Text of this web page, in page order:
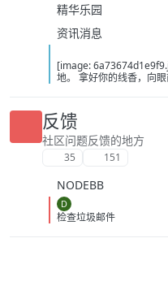
精华乐园
资讯消息
[image:
地。 拿好你的线香，向
悲剧轮回…… 【作者简介
作品：《灾厄收容所》《
所》等 【下载地址】 百度
https://pan.baidu.com/
夸克：https://
反馈
社区问题反馈的地方
35 151
NODEBB
D
检查垃圾邮件